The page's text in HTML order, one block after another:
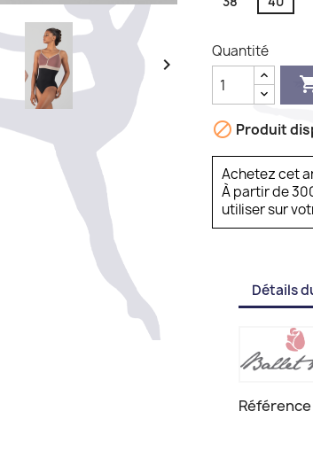

Quantité
 Produit
Achetez cet
À partir de
utiliser sur
Détails
Référence